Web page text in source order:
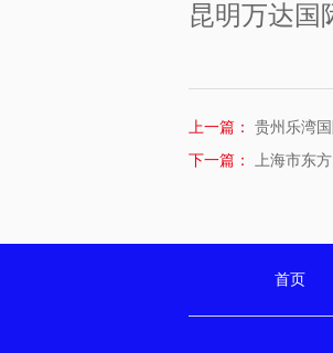
昆明万达国
上一篇：
贵州乐湾
下一篇：
上海市东方
首页